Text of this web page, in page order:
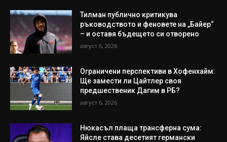
Тилман публично критикува
ръководството и феновете на „Байер“
– и оставя бъдещето си отворено
август 6, 2026
Ограничени перспективи в Хофенхайм:
Ще замести ли Цайтлер своя
предшественик Дагим в РБ?
август 6, 2026
Нюкасъл плаща трансферна сума:
Яйсле става десетият германски